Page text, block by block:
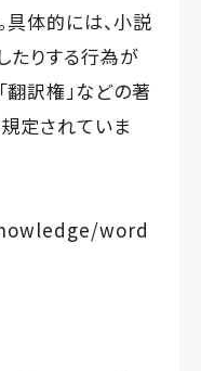
具体的には、小説
たりする行為が
翻訳権」などの著
定されていま
word